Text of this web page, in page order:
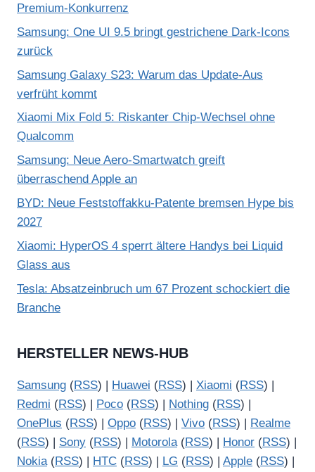
Premium-Konkurrenz
Samsung: One UI 9.5 bringt gestrichene Dark-Icons
zurück
Samsung Galaxy S23: Warum das Update-Aus
verfrüht kommt
Xiaomi Mix Fold 5: Riskanter Chip-Wechsel ohne
Qualcomm
Samsung: Neue Aero-Smartwatch greift
überraschend Apple an
BYD: Neue Feststoffakku-Patente bremsen Hype bis
2027
Xiaomi: HyperOS 4 sperrt ältere Handys bei Liquid
Glass aus
Tesla: Absatzeinbruch um 67 Prozent schockiert die
Branche
HERSTELLER NEWS-HUB
Samsung (RSS) | Huawei (RSS) | Xiaomi (RSS) |
Redmi (RSS) | Poco (RSS) | Nothing (RSS) |
OnePlus (RSS) | Oppo (RSS) | Vivo (RSS) |
Realme
(RSS) | Sony (RSS) | Motorola(RSS) | Honor (RSS) |
Nokia(RSS) | HTC (RSS) | LG (RSS) | Apple (RSS) |